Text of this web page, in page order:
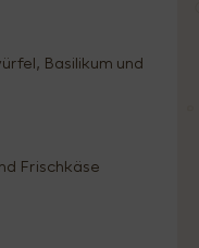
Basilikum und
Frischkäse